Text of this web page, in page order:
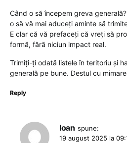
Când o să începem greva
o să vă mai aduceți aminte să
E clar că vă prefaceți că vreți să
formă, fără niciun impact real.
Trimiți-ți odată listele în teritoriu și
generală pe bune. Destul cu
Reply
Ioan spune:
19 august 2025 la